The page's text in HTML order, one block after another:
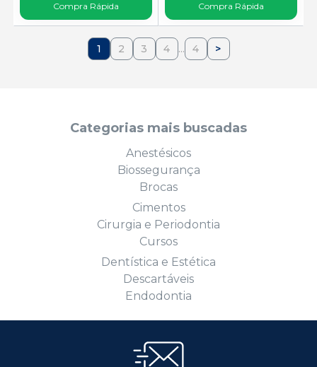
Compra Rápida Compra Rápida
1 2 3 4 ... 4 >
Categorias mais buscadas
Anestésicos
Biossegurança
Brocas
Cimentos
Cirurgia e Periodontia
Cursos
Dentística e Estética
Descartáveis
Endodontia